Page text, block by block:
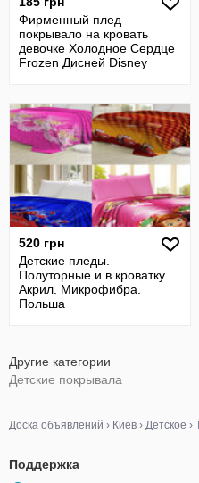
Фирменный плед
покрывало на кровать
девочке Холодное Сердце
Frozen Дисней Disney
520 грн
Детские пледы.
Полуторные и в кроватку.
Акрил. Микрофибра.
Польша
Другие категории
Детские покрывала
Доска объявлений › Киев › Детское ›
Поддержка